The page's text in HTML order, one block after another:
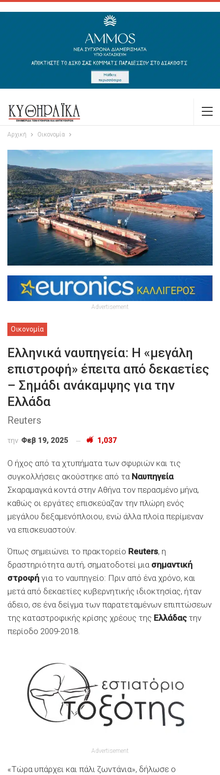
Αρχική Οικονομία
Advertisement
Οικονομία
Ελληνικά ναυπηγεία: Η «μεγάλη
επιστροφή» έπειτα από δεκαετίες
– Σημάδι ανάκαμψης για την
Ελλάδα
Reuters
την Φεβ 19, 2025 1,037
Ο ήχος από τα χτυπήματα των σφυριών και τις
συγκολλήσεις ακούστηκε από τα Ναυπηγεία
Σκαραμαγκά κοντά στην Αθήνα τον περασμένο μήνα,
καθώς οι εργάτες επισκεύαζαν την πλώρη ενός
μεγάλου δεξαμενόπλοιου, ενώ άλλα πλοία περίμεναν
να επισκευαστούν.
Όπως σημειώνει το πρακτορείο Reuters, η
δραστηριότητα αυτή, σηματοδοτεί μια σημαντική
στροφή για το ναυπηγείο: Πριν από ένα χρόνο, και
μετά από δεκαετίες κυβερνητικής ιδιοκτησίας, ήταν
άδειο, σε ένα δείγμα των παρατεταμένων επιπτώσεων
της καταστροφικής κρίσης χρέους της Ελλάδας την
περίοδο 2009-2018.
Advertisement
«Τώρα υπάρχει και πάλι ζωντάνια», δήλωσε ο